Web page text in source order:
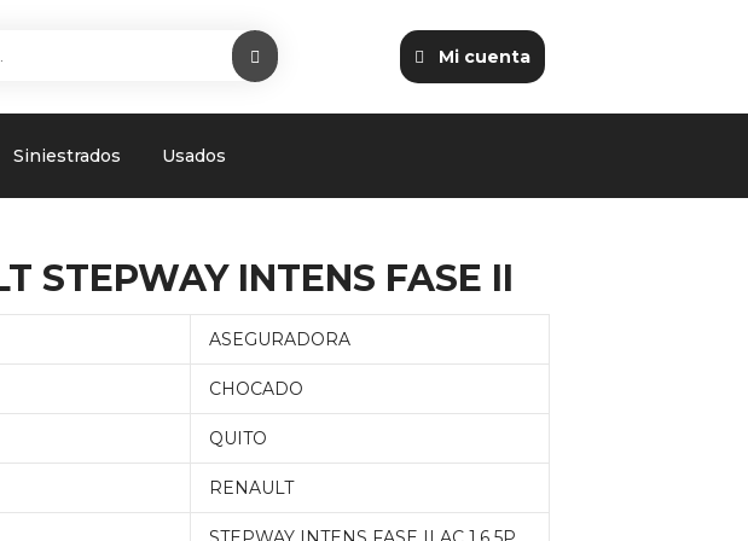
Mi cuenta
Siniestrados Usados
STEPWAY INTENS FASE II
ASEGURADORA
CHOCADO
QUITO
RENAULT